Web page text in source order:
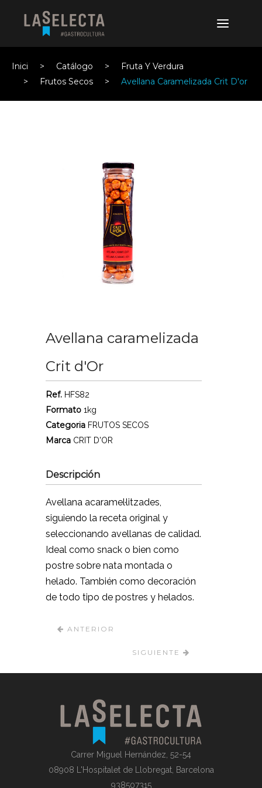
Inici Catálogo
Fruta Y Verdura
Frutos Secos
Avellana Caramelizada Crit D'or
Avellana caramelizada
Crit d'Or
Ref. HFS82
Formato1kg
Categoria FRUTOS SECOS
Marca CRIT D'OR
Descripción
Avellana acaramel·litzades,
siguiendo la receta original y
seleccionando avellanas de calidad.
Ideal como snack o bien como
postre sobre nata montada o
helado. También como decoración
de todo tipo de postres y helados.
ANTERIOR
SIGUIENTE
Carrer Miguel Hernández, 52-54
08908 L'Hospitalet de Llobregat, Barcelona
938507315